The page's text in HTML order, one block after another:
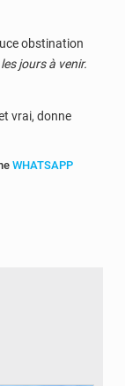
obstination
jours à venir.
vrai, donne
WHATSAPP